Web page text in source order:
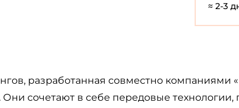
≈ 2-3
, разработанная совместно компаниями
Они сочетают в себе передовые